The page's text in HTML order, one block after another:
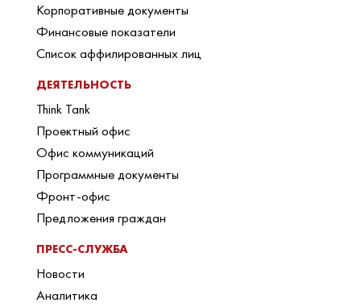
Корпоративные документы
Финансовые показатели
Список аффилированных лиц
ДЕЯТЕЛЬНОСТЬ
Think Tank
Проектный офис
Офис коммуникаций
Программные документы
Фронт-офис
Предложения граждан
ПРЕСС-СЛУЖБА
Новости
Аналитика